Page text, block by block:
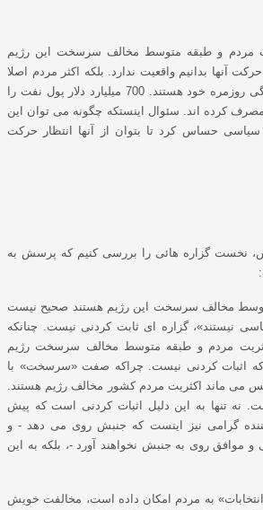
مردم و طبقه متوسط مخالف سرسخت این رژیم
آنها بدانیم واقعیت ندارد. بلکه اکثر مردم اصلا
سیاسی نیستند و دنبال زندگی روزمره خود هستند. 700 میلیارد دلار پول نفت را
مصرف کرده اند. سئوال اینستکه چگونه می توان این
حساس کرد تا بتوان از آنها انتظار حرکت
گزاره هائی را بررسی کنیم که پرسش به
مخالف سرسخت این رﮊیم هستند صحیح نیست
نیستند»، گزاره ای ثابت کردنی نیست. چنانکه
مردم و طبقه متوسط مخالف سرسخت رﮊیم
اثبات کردنی نیست. چراکه صفت «سرسخت» با
می ماند اکثریت مردم کشور مخالف رﮊیم هستند.
نه تنها به این دلیل اثبات کردنی است که پیش
پرسش کننده گرامی نیز اینست که جنبش روی می دهد - و
روی به جنبش نخواهند آورد -، بلکه به این
به مردم امکان داده است، مخالفت خویش